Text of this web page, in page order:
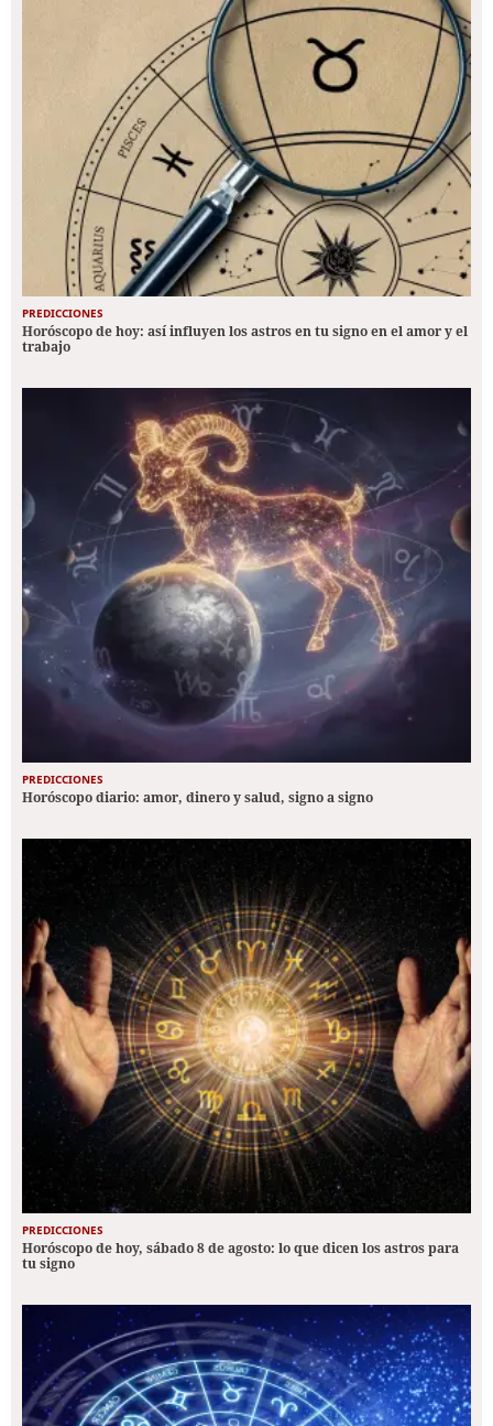
PREDICCIONES
Horóscopo de hoy: así influyen los astros en tu signo en el amor y el
trabajo
PREDICCIONES
Horóscopo diario: amor, dinero y salud, signo a signo
PREDICCIONES
Horóscopo de hoy, sábado 8 de agosto: lo que dicen los astros para
tu signo